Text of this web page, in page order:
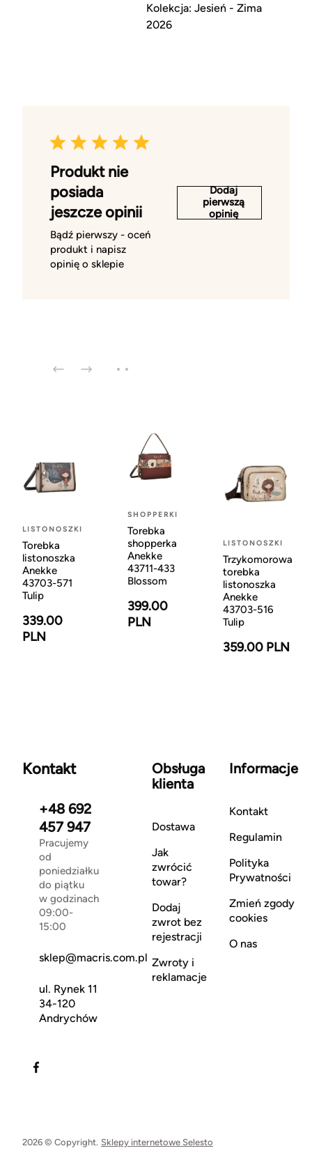
Kolekcja: Jesień - Zima
2026
Produkt nie
posiada
jeszcze opinii
Bądź pierwszy - oceń
produkt i napisz
opinię o sklepie
Dodaj
pierwszą
opinię
LISTONOSZKI
Torebka
listonoszka
Anekke
43703-571
Tulip
339.00
PLN
SHOPPERKI
Torebka
shopperka
Anekke
43711-433
Blossom
399.00
PLN
LISTONOSZKI
Trzykomorowa
torebka
listonoszka
Anekke
43703-516
Tulip
359.00 PLN
Kontakt
+48 692
457 947
Pracujemy
od
poniedziałku
do piątku
w godzinach
09:00-
15:00
sklep@macris.com.pl
ul. Rynek 11
34-120
Andrychów
Obsługa
klienta
Dostawa
Jak
zwrócić
towar?
Dodaj
zwrot bez
rejestracji
Zwroty i
reklamacje
Informacje
Kontakt
Regulamin
Polityka
Prywatności
Zmień zgody
cookies
O nas
2026 © Copyright. Sklepy internetowe Selesto